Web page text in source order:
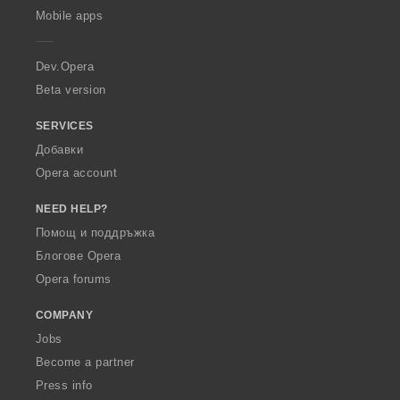
p
a
Mobile apps
Dev.Opera
Beta version
SERVICES
Добавки
Opera account
NEED HELP?
Помощ и поддръжка
Блогове Opera
Opera forums
COMPANY
Jobs
Become a partner
Press info